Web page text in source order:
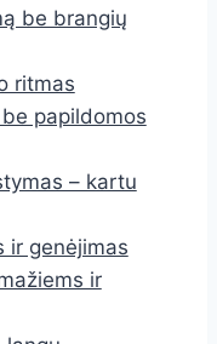
be brangių
ritmas
papildomos
– kartu
ir genėjimas
ir